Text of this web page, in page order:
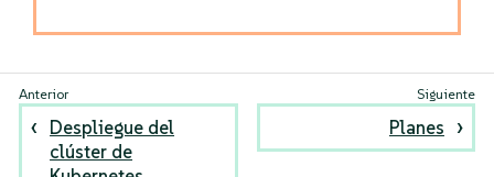
Despliegue del
clúster de
Planes